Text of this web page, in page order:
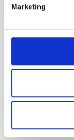
Marketing
ÁMBITO
CIENCIA Y
Tecnología